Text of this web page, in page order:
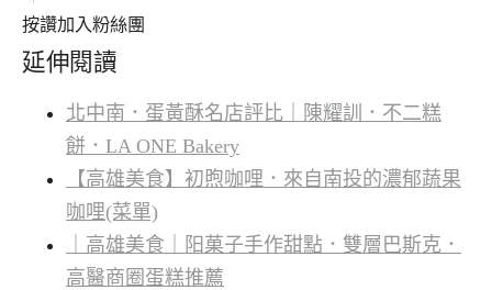
按讚加入粉絲團
延伸閱讀
北中南．蛋黃酥名店評比｜陳耀訓．不二糕
餅．LA ONE Bakery
【高雄美食】初煦咖哩．來自南投的濃郁蔬果
咖哩(菜單)
｜高雄美食｜阳菓子手作甜點．雙層巴斯克．
高醫商圈蛋糕推薦